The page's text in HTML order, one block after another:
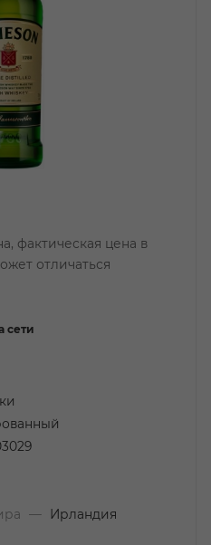
фактическая цена в
отличаться
сети
— Ирландия